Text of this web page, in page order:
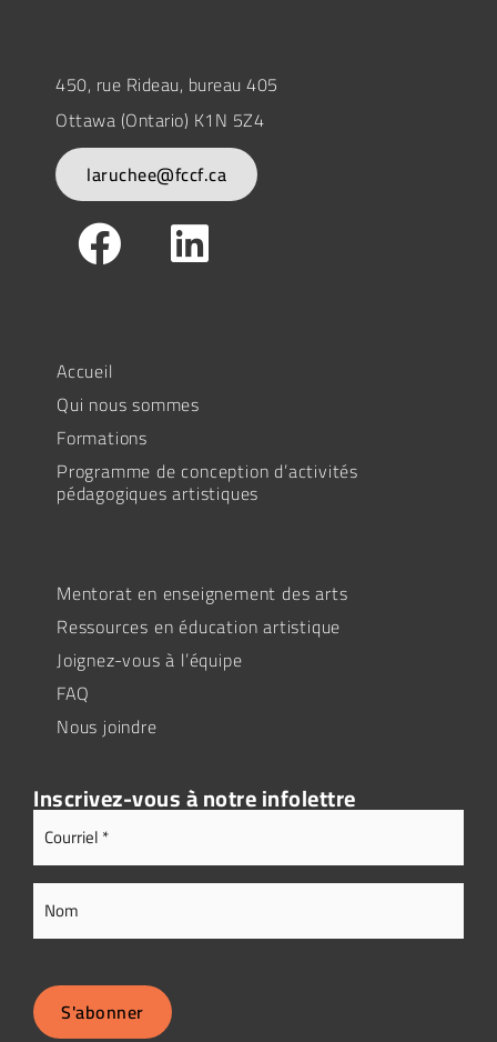
450, rue Rideau, bureau 405
Ottawa (Ontario) K1N 5Z4
laruchee@fccf.ca
Accueil
Qui nous sommes
Formations
Programme de conception d’activités
pédagogiques artistiques
Mentorat en enseignement des arts
Ressources en éducation artistique
Joignez-vous à l’équipe
FAQ
Nous joindre
Inscrivez-vous à notre infolettre
Adresse
Courriel(Nécessaire)
Nom
S'abonner